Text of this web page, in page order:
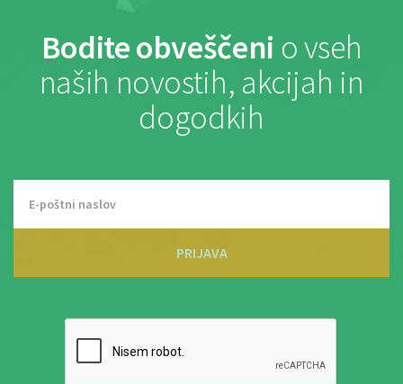
Bodite obveščeni o vseh
naših novostih, akcijah in
dogodkih
PRIJAVA